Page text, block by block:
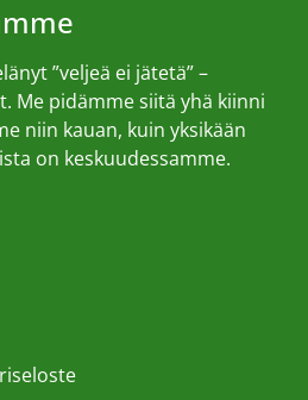
”veljeä ei jätetä” –
Me pidämme siitä yhä kiinni
niin kauan, kuin yksikään
on keskuudessamme.